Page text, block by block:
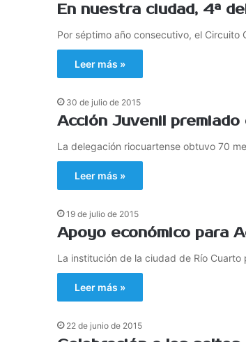
En nuestra ciudad, 4ª
Por séptimo año consecutivo, el
Leer más »
30 de julio de 2015
Acción Juvenil
La delegación riocuartense obtuvo 70
Leer más »
19 de julio de 2015
Apoyo económico para
La institución de la ciudad de Río
Leer más »
22 de junio de 2015